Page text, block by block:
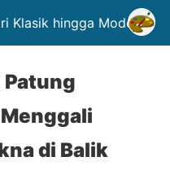
Klasik hingga Modern.
Patung
di Balik